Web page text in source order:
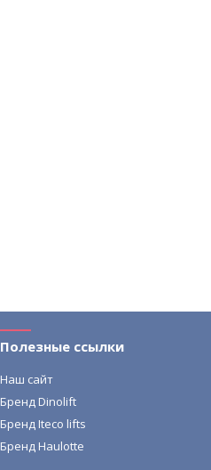
Полезные ссылки
Наш сайт
Бренд Dinolift
Бренд Iteco lifts
Бренд Haulotte